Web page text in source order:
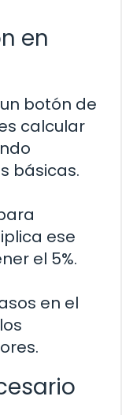
en
botón de
calcular
básicas.
ese
el 5%.
en el